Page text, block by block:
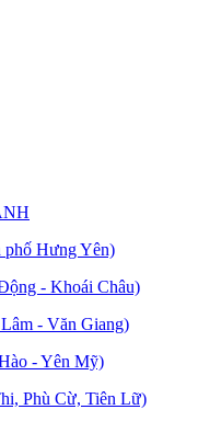
Hưng Yên)
- Khoái Châu)
- Văn Giang)
- Yên Mỹ)
Phù Cừ, Tiên Lữ)